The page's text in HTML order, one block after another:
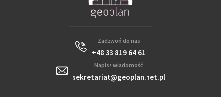
Zadzwoń do nas
+48 33 819 64 61
Napisz wiadomość
sekretariat@geoplan.net.pl